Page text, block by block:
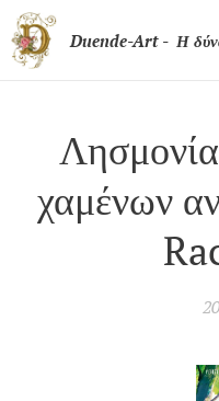
Duende-Art - Η
χαμένων